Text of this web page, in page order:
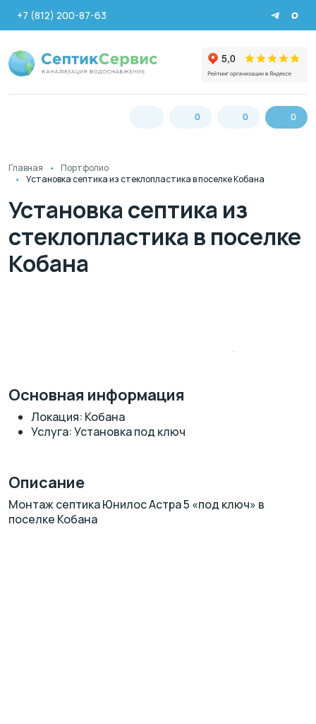
+7 (812) 200-87-63
0 0 0
Главная
Портфолио
Установка септика из стеклопластика в поселке Кобана
Установка септика из
стеклопластика в поселке
Кобана
Основная информация
Локация: Кобана
Услуга: Установка под ключ
Описание
Монтаж септика Юнилос Астра 5 «под ключ» в
поселке Кобана